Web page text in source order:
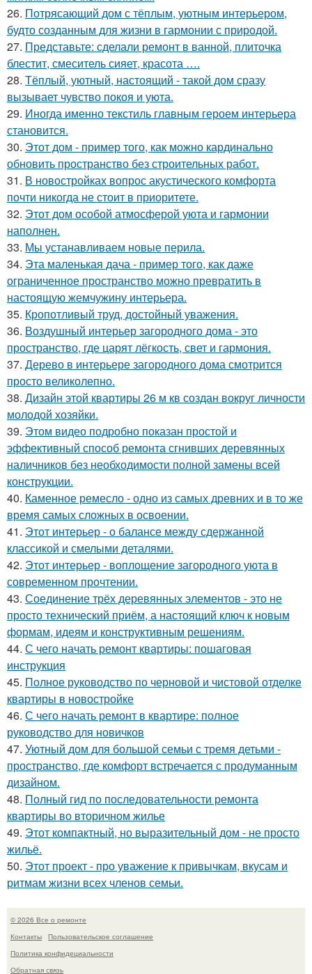
26. Потрясающий дом с тёплым, уютным интерьером,
будто созданным для жизни в гармонии с природой.
27. Представьте: сделали ремонт в ванной, плиточка
блестит, смеситель сияет, красота ….
28. Тёплый, уютный, настоящий - такой дом сразу
вызывает чувство покоя и уюта.
29. Иногда именно текстиль главным героем интерьера
становится.
30. Этот дом - пример того, как можно кардинально
обновить пространство без строительных работ.
31. В новостройках вопрос акустического комфорта
почти никогда не стоит в приоритете.
32. Этот дом особой атмосферой уюта и гармонии
наполнен.
33. Мы устанавливаем новые перила.
34. Эта маленькая дача - пример того, как даже
ограниченное пространство можно превратить в
настоящую жемчужину интерьера.
35. Кропотливый труд, достойный уважения.
36. Воздушный интерьер загородного дома - это
пространство, где царят лёгкость, свет и гармония.
37. Дерево в интерьере загородного дома смотрится
просто великолепно.
38. Дизайн этой квартиры 26 м кв создан вокруг личности
молодой хозяйки.
39. Этом видео подробно показан простой и
эффективный способ ремонта сгнивших деревянных
наличников без необходимости полной замены всей
конструкции.
40. Каменное ремесло - одно из самых древних и в то же
время самых сложных в освоении.
41. Этот интерьер - о балансе между сдержанной
классикой и смелыми деталями.
42. Этот интерьер - воплощение загородного уюта в
современном прочтении.
43. Соединение трёх деревянных элементов - это не
просто технический приём, а настоящий ключ к новым
формам, идеям и конструктивным решениям.
44. С чего начать ремонт квартиры: пошаговая
инструкция
45. Полное руководство по черновой и чистовой отделке
квартиры в новостройке
46. С чего начать ремонт в квартире: полное
руководство для новичков
47. Уютный дом для большой семьи с тремя детьми -
пространство, где комфорт встречается с продуманным
дизайном.
48. Полный гид по последовательности ремонта
квартиры во вторичном жилье
49. Этот компактный, но выразительный дом - не просто
жильё.
50. Этот проект - про уважение к привычкам, вкусам и
ритмам жизни всех членов семьи.
© 2026 Все о ремонте
Контакты
Пользовательское соглашение
Политика конфидециальности
Обратная связь